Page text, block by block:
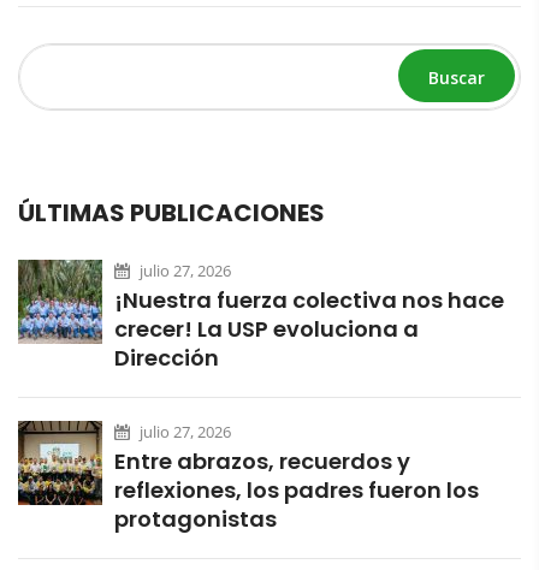
Buscar
ÚLTIMAS PUBLICACIONES
julio 27, 2026
¡Nuestra fuerza colectiva nos hace
crecer! La USP evoluciona a
Dirección
julio 27, 2026
Entre abrazos, recuerdos y
reflexiones, los padres fueron los
protagonistas